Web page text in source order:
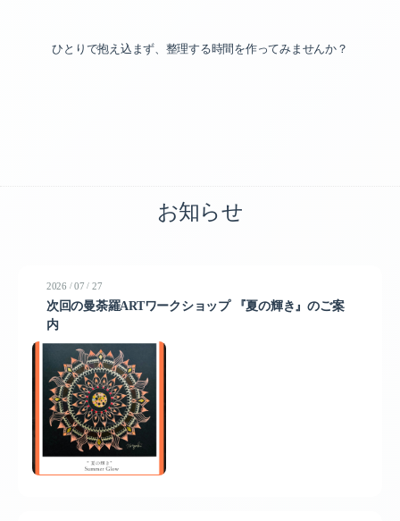
ひとりで抱え込まず、整理する時間を作ってみませんか？
お知らせ
2026 /07 / 27
次回の曼荼羅ARTワークショップ 『夏の輝き』のご案
内